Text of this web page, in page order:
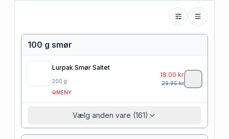
100 g smør
Lurpak Smør Saltet
200 g
MENY
18.00 kr
29.95kr
Vælg anden vare (161)